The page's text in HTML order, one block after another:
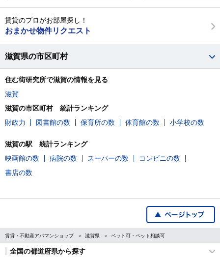
賃貸のプロがお部屋探し！
おまかせ物件リクエスト
滋賀県の市区町村
住む街研究所で滋賀の情報を見る
滋賀
滋賀の市区町村 統計ランキング
財政力
図書館の数 保育所の数 体育館の数 小学校の数
滋賀の駅 統計ランキング
映画館の数
病院の数 スーパーの数
コンビニの数
書店の数
賃貸・不動産アパマンショップ 滋賀県 ペット可・ペット相談可
全国の都道府県から探す